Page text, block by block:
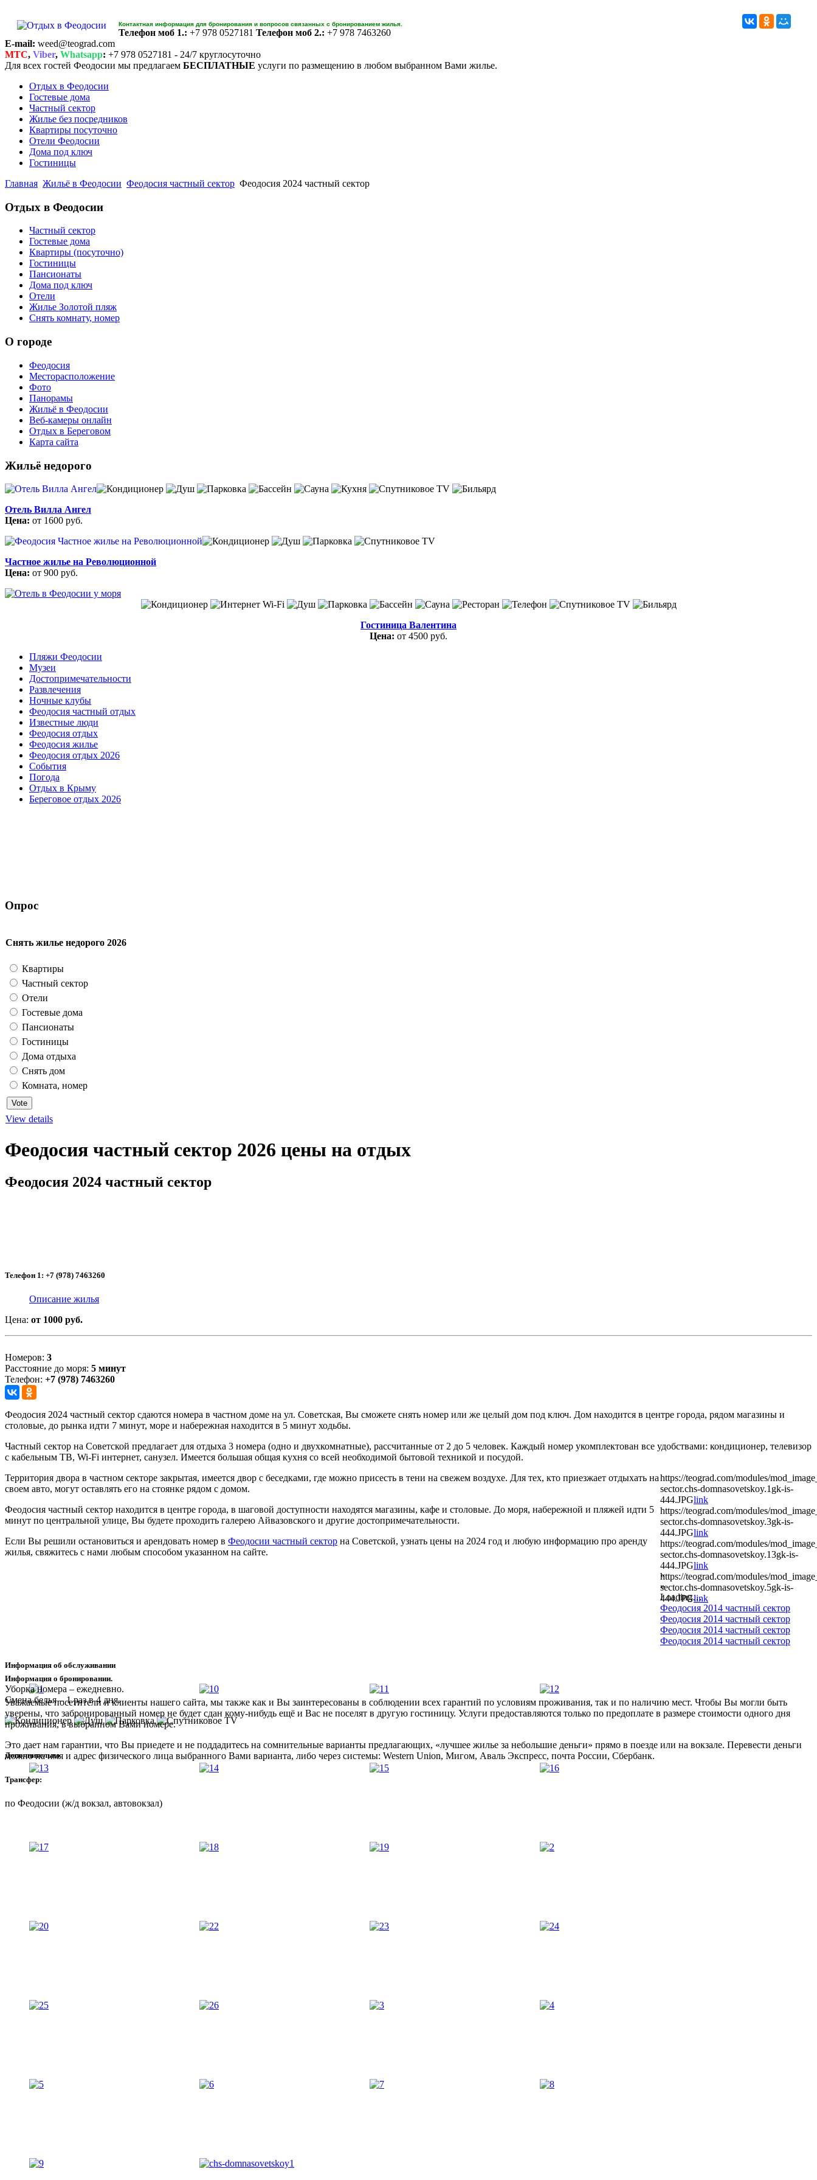
Контактная информация для бронирования и вопросов связанных с бронированием жилья.
Телефон моб 1.: +7 978 0527181 Телефон моб 2.: +7 978 7463260
E-mail: weed@teograd.com
MTC, Viber, Whatsapp: +7 978 0527181 - 24/7 круглосуточно
Для всех гостей Феодосии мы предлагаем БЕСПЛАТНЫЕ услуги по размещению в любом выбранном Вами жилье.
Отдых в Феодосии
Гостевые дома
Частный сектор
Жилье без посредников
Квартиры посуточно
Отели Феодосии
Дома под ключ
Гостиницы
Главная Жильё в Феодосии Феодосия частный сектор Феодосия 2024 частный сектор
Отдых в Феодосии
Частный сектор
Гостевые дома
Квартиры (посуточно)
Гостиницы
Пансионаты
Дома под ключ
Отели
Жилье Золотой пляж
Снять комнату, номер
О городе
Феодосия
Месторасположение
Фото
Панорамы
Жильё в Феодосии
Веб-камеры онлайн
Отдых в Береговом
Карта сайта
Жильё недорого
Отель Вилла Ангел
Цена: от 1600 руб.
Частное жилье на Революционной
Цена: от 900 руб.
Гостиница Валентина
Цена: от 4500 руб.
Пляжи Феодосии
Музеи
Достопримечательности
Развлечения
Ночные клубы
Феодосия частный отдых
Известные люди
Феодосия отдых
Феодосия жилье
Феодосия отдых 2026
События
Погода
Отдых в Крыму
Береговое отдых 2026
Опрос
Снять жилье недорого 2026
Квартиры
Частный сектор
Отели
Гостевые дома
Пансионаты
Гостиницы
Дома отдыха
Снять дом
Комната, номер
View details
Феодосия частный сектор 2026 цены на отдых
Феодосия 2024 частный сектор
Телефон 1: +7 (978) 7463260
Описание жилья
Цена: от 1000 руб.
Номеров: 3
Расстояние до моря: 5 минут
Телефон: +7 (978) 7463260
Феодосия 2024 частный сектор сдаются номера в частном доме на ул. Советская, Вы сможете снять номер или же целый дом под ключ. Дом находится в центре города, рядом магазины и
столовые, до рынка идти 7 минут, море и набережная находится в 5 минут ходьбы.
Частный сектор на Советской предлагает для отдыха 3 номера (одно и двухкомнатные), рассчитанные от 2 до 5 человек. Каждый номер укомплектован все удобствами: кондиционер, телевизор
с кабельным ТВ, Wi-Fi интернет, санузел. Имеется большая общая кухня со всей необходимой бытовой техникой и посудой.
https://teograd.com/modules/
sector.chs-domnasovetskoy.1gk-is-
444.JPGlink
https://teograd.com/modules/
sector.chs-domnasovetskoy.3gk-is-
444.JPGlink
https://teograd.com/modules/
sector.chs-domnasovetskoy.13gk-is-
444.JPGlink
https://teograd.com/modules/
sector.chs-domnasovetskoy.5gk-is-
444.JPGlink
«
»
Loading…
Феодосия 2014 частный сектор
Феодосия 2014 частный сектор
Феодосия 2014 частный сектор
Феодосия 2014 частный сектор
Территория двора в частном секторе закрытая, имеется двор с беседками, где можно присесть в тени на свежем воздухе. Для тех, кто приезжает отдыхать на
своем авто, могут оставлять его на стоянке рядом с домом.
Феодосия частный сектор находится в центре города, в шаговой доступности находятся магазины, кафе и столовые. До моря, набережной и пляжей идти 5
минут по центральной улице, Вы будете проходить галерею Айвазовского и другие достопримечательности.
Если Вы решили остановиться и арендовать номер в Феодосии частный сектор на Советской, узнать цены на 2024 год и любую информацию про аренду
жилья, свяжитесь с нами любым способом указанном на сайте.
Информация об обслуживании
Уборка номера – ежедневно.
Смена белья – 1 раз в 4 дня.
Дополнительно
Информация о бронировании.
Уважаемые посетители и клиенты нашего сайта, мы также как и Вы заинтересованы в соблюдении всех гарантий по условиям проживания, так и по наличию мест. Чтобы Вы могли быть
уверены, что забронированный номер не будет сдан кому-нибудь ещё и Вас не поселят в другую гостиницу. Услуги предоставляются только по предоплате в размере стоимости одного дня
проживания, в выбранном Вами номере.
Это дает нам гарантии, что Вы приедете и не поддадитесь на сомнительные варианты предлагающих, «лучшее жилье за небольшие деньги» прямо в поезде или на вокзале. Перевести деньги
можно на имя и адрес физического лица выбранного Вами варианта, либо через системы: Western Union, Мигом, Аваль Экспресс, почта России, Сбербанк.
Трансфер:
по Феодосии (ж/д вокзал, автовокзал)